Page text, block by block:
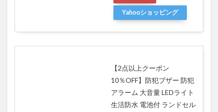
Yahooショッピング
【2点以上クーポン
10％OFF】防犯ブザー 防犯
アラーム 大音量 LEDライト
生活防水 電池付 ランドセル